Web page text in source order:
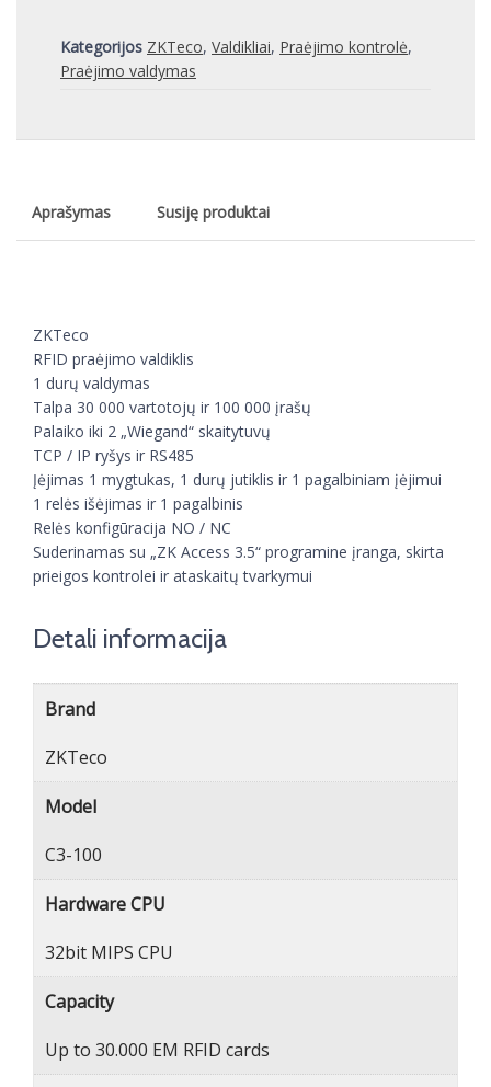
Kategorijos ZKTeco, Valdikliai, Praėjimo kontrolė,
Praėjimo valdymas
Aprašymas Susiję produktai
ZKTeco
RFID praėjimo valdiklis
1 durų valdymas
Talpa 30 000 vartotojų ir 100 000 įrašų
Palaiko iki 2 „Wiegand“ skaitytuvų
TCP / IP ryšys ir RS485
Įėjimas 1 mygtukas, 1 durų jutiklis ir 1 pagalbiniam įėjimui
1 relės išėjimas ir 1 pagalbinis
Relės konfigūracija NO / NC
Suderinamas su „ZK Access 3.5“ programine įranga, skirta
prieigos kontrolei ir ataskaitų tvarkymui
Detali informacija
Brand
ZKTeco
Model
C3-100
Hardware CPU
32bit MIPS CPU
Capacity
Up to 30.000 EM RFID cards